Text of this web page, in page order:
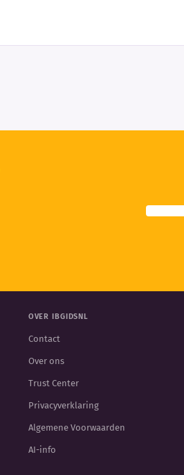
OVER IBGIDSNL
Contact
Over ons
Trust Center
Privacyverklaring
Algemene Voorwaarden
AI-info